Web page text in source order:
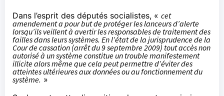
Dans l’esprit des députés socialistes, « cet
amendement a pour but de protéger les lanceurs d’alerte
lorsqu’ils veillent à avertir les responsables de traitement des
failles dans leurs systèmes. En l’état de la jurisprudence de la
Cour de cassation (arrêt du 9 septembre 2009) tout accès non
autorisé à un système constitue un trouble manifestement
illicite alors même que cela peut permettre d’éviter des
atteintes ultérieures aux données ou au fonctionnement du
système. »